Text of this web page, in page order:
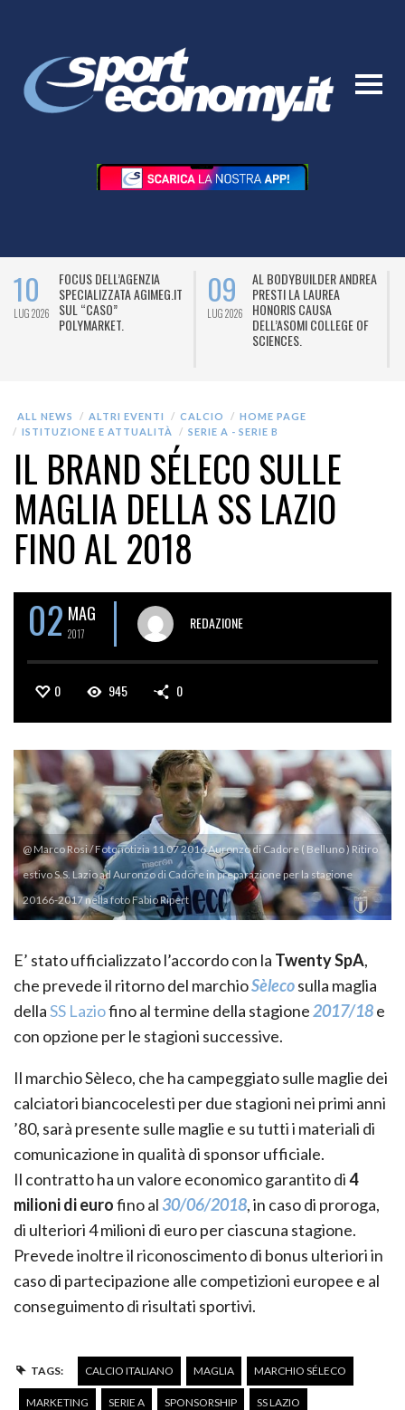
10
LUG 2026
FOCUS DELL’AGENZIA
SPECIALIZZATA AGIMEG.IT
SUL “CASO”
POLYMARKET.
09
LUG 2026
AL BODYBUILDER ANDREA
PRESTI LA LAUREA
HONORIS CAUSA
DELL’ASOMI COLLEGE OF
SCIENCES.
ALL NEWS ALTRI EVENTI CALCIO
HOME PAGE
ISTITUZIONE E ATTUALITÀ
SERIE A - SERIE B
IL BRAND SÉLECO SULLE
MAGLIA DELLA SS LAZIO
FINO AL 2018
02 MAG
2017
REDAZIONE
0 945 0
@ Marco Rosi / Fotonotizia 11 07 2016 Auronzo di Cadore ( Belluno ) Ritiro
estivo S.S. Lazio ad Auronzo di Cadore in preparazione per la stagione
20166-2017 nella foto Fabio Ripert
E’ stato ufficializzato l’accordo con la Twenty SpA,
che prevede il ritorno del marchioSèlecosulla maglia
dellaSS Laziofino al termine della stagione2017/18e
con opzione per le stagioni successive.
Il marchio Sèleco, che ha campeggiato sulle maglie dei
calciatori biancocelesti per due stagioni nei primi anni
’80, sarà presente sulle maglie e su tutti i materiali di
comunicazione in qualità di sponsor ufficiale.
Il contratto ha un valore economico garantito di4
milioni di eurofino al 30/06/2018, in caso di proroga,
di ulteriori 4 milioni di euro per ciascuna stagione.
Prevede inoltre il riconoscimento di bonus ulteriori in
caso di partecipazione alle competizioni europee e al
conseguimento di risultati sportivi.
TAGS: CALCIO ITALIANO MAGLIA MARCHIO SÉLECO
MARKETING SERIE A SPONSORSHIP SS LAZIO